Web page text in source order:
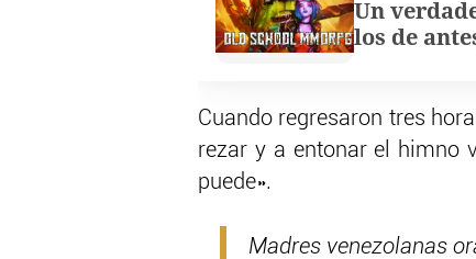
Un
los de
Cuando regresaron tres
rezar y a entonar el himno
puede».
Madres venezolanas